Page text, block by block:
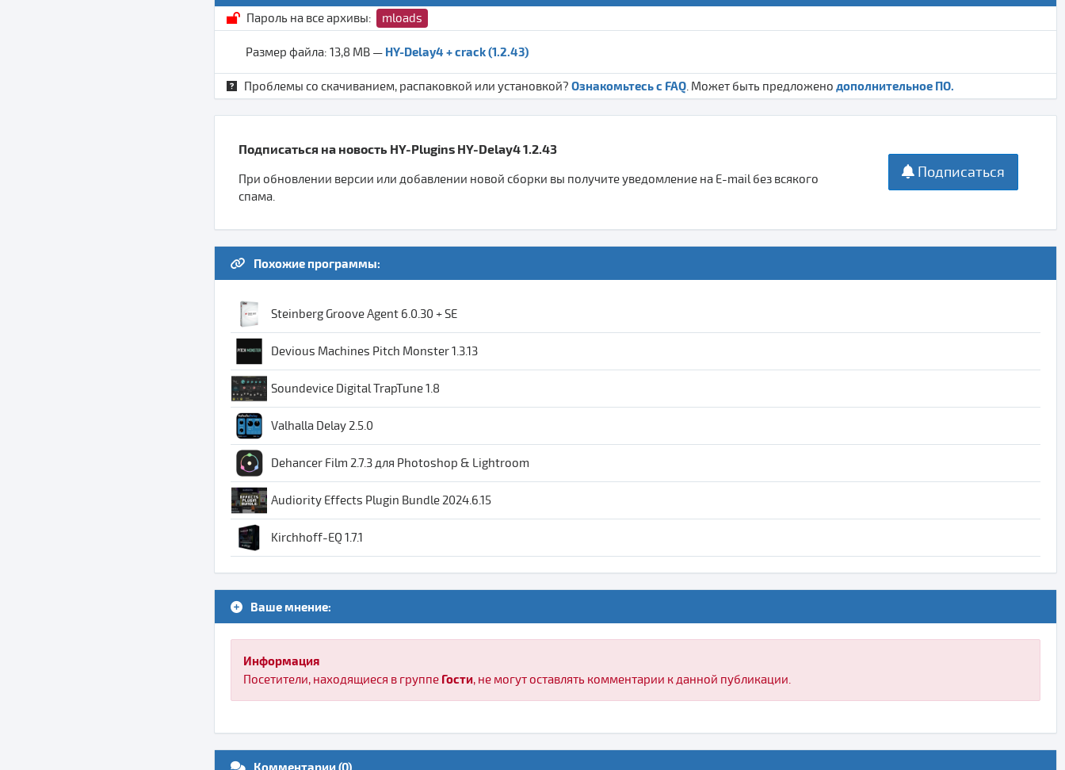
Пароль на все архивы:
mloads
Размер файла: 13,8 MB — HY-Delay4 + crack (1.2.43)
Проблемы со скачиванием, распаковкой или установкой? Ознакомьтесь с FAQ. Может быть предложено дополнительное ПО.
Подписаться на новость HY-Plugins HY-Delay4 1.2.43
При обновлении версии или добавлении новой сборки вы получите уведомление на E-mail без всякого
спама.
Подписаться
Похожие программы:
Steinberg Groove Agent 6.0.30 + SE
Devious Machines Pitch Monster 1.3.13
Soundevice Digital TrapTune 1.8
Valhalla Delay 2.5.0
Dehancer Film 2.7.3 для Photoshop & Lightroom
Audiority Effects Plugin Bundle 2024.6.15
Kirchhoff-EQ 1.7.1
Ваше мнение:
Информация
Посетители, находящиеся в группе Гости, не могут оставлять комментарии к данной публикации.
Комментарии (0)